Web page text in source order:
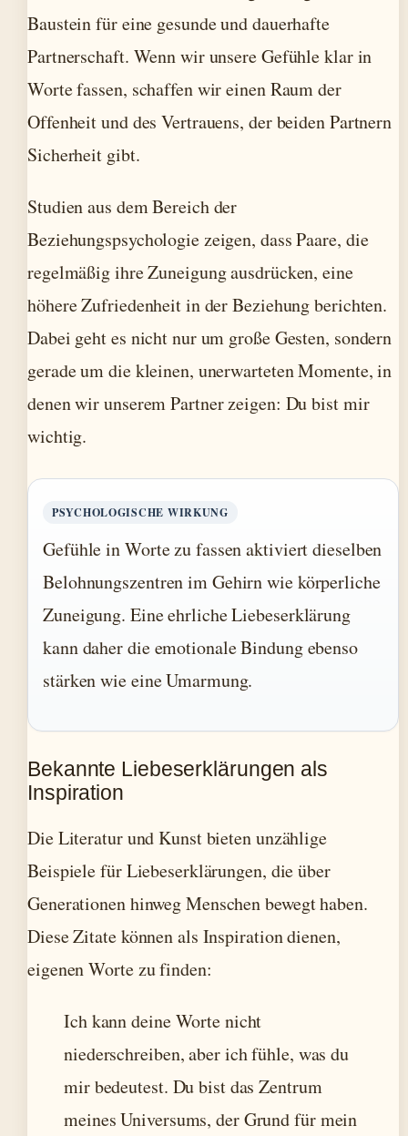
Baustein für eine gesunde und dauerhafte
Partnerschaft. Wenn wir unsere Gefühle klar in
Worte fassen, schaffen wir einen Raum der
Offenheit und des Vertrauens, der beiden Partnern
Sicherheit gibt.
Studien aus dem Bereich der
Beziehungspsychologie zeigen, dass Paare, die
regelmäßig ihre Zuneigung ausdrücken, eine
höhere Zufriedenheit in der Beziehung berichten.
Dabei geht es nicht nur um große Gesten, sondern
gerade um die kleinen, unerwarteten Momente, in
denen wir unserem Partner zeigen: Du bist mir
wichtig.
PSYCHOLOGISCHE WIRKUNG
Gefühle in Worte zu fassen aktiviert dieselben
Belohnungszentren im Gehirn wie körperliche
Zuneigung. Eine ehrliche Liebeserklärung
kann daher die emotionale Bindung ebenso
stärken wie eine Umarmung.
Bekannte Liebeserklärungen als
Inspiration
Die Literatur und Kunst bieten unzählige
Beispiele für Liebeserklärungen, die über
Generationen hinweg Menschen bewegt haben.
Diese Zitate können als Inspiration dienen,
eigenen Worte zu finden:
Ich kann deine Worte nicht
niederschreiben, aber ich fühle, was du
mir bedeutest. Du bist das Zentrum
meines Universums, der Grund für mein